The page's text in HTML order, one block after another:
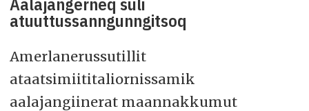
atuuttussanngunngitsoq
Amerlanerussutillit
ataatsimiititaliornissamik
aalajangiinerat maannakkumut